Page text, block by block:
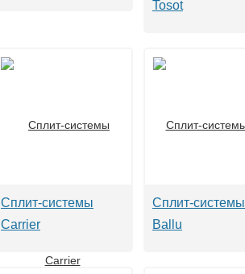
Tosot
Сплит-системы
Carrier
Сплит-системы
Ballu